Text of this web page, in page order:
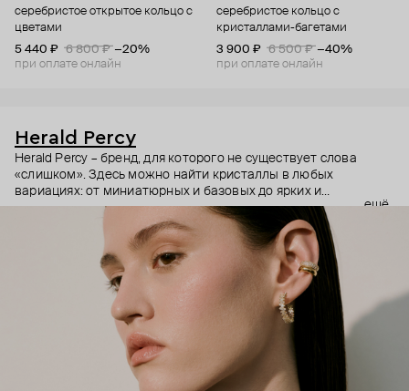
серебристое открытое кольцо с
цветами
5 440 ₽
6 800 ₽ −20%
при оплате онлайн
серебристое кольцо с
кристаллами-багетами
3 900 ₽
6 500 ₽ −40%
при оплате онлайн
Herald Percy
Herald Percy – бренд, для которого не существует слова
«слишком». Здесь можно найти кристаллы в любых
вариациях: от миниатюрных и базовых до ярких и
массивных, которые сразу становятся главным элементом
образа. Героиня бренда – девушка из мегаполиса, которой
нужно как минимум 25 часов в сутках, чтобы все успеть, и
внушительный арсенал украшений, чтобы, поменяв серьги,
поехать на вечеринку сразу из офиса.
ещё